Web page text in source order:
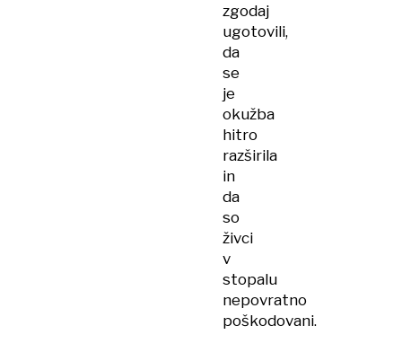
zgodaj
ugotovili,
da
se
je
okužba
hitro
razširila
in
da
so
živci
v
stopalu
nepovratno
poškodovani.